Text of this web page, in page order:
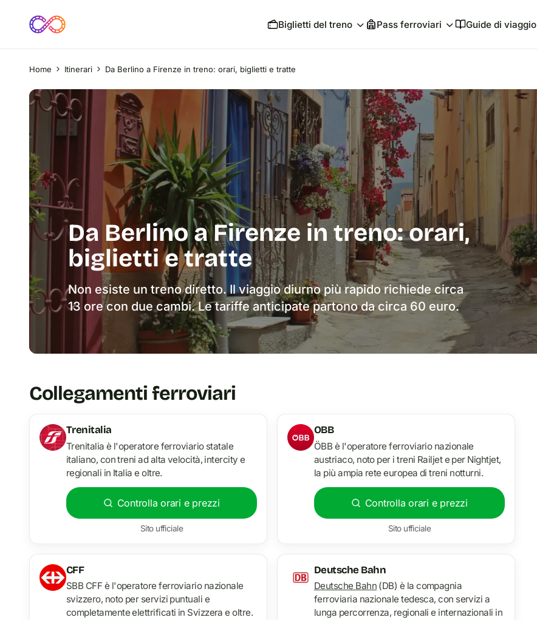
Biglietti del treno Pass ferroviari Guide di viaggio
Home Itinerari Da Berlino a Firenze in treno: orari, biglietti e tratte
Da Berlino a Firenze in treno: orari,
biglietti e tratte
Non esiste un treno diretto. Il viaggio diurno più rapido richiede circa
13 ore con due cambi. Le tariffe anticipate partono da circa 60 euro.
Collegamenti ferroviari
Trenitalia
Trenitalia è l'operatore ferroviario statale
italiano, con treni ad alta velocità, intercity e
regionali in Italia e oltre.
Controlla orari e prezzi
Sito ufficiale
OBB
ÖBB è l'operatore ferroviario nazionale
austriaco, noto per i treni Railjet e per Nightjet,
la più ampia rete europea di treni notturni.
Controlla orari e prezzi
Sito ufficiale
CFF
SBB CFF è l'operatore ferroviario nazionale
svizzero, noto per servizi puntuali e
completamente elettrificati in Svizzera e oltre.
Deutsche Bahn
Deutsche Bahn(DB) è la compagnia
ferroviaria nazionale tedesca, con servizi a
lunga percorrenza, regionali e internazionali in